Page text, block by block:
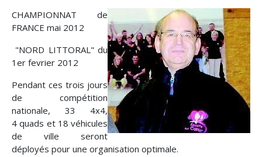
CHAMPIONNAT de
FRANCE mai 2012
"NORD LITTORAL" du
1er fevrier 2012
Pendant ces trois jours
de compétition
nationale, 33 4x4,
4 quads et 18 véhicules
de ville seront
déployés pour une organisation optimale.